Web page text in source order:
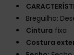
Breguilha:
Cintura fixa
Costura